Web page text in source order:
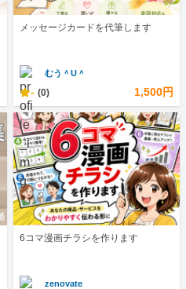
メッセージカードを代筆します
むう＾U＾
- (0) 1,500円
6コマ漫画チラシを作ります
zenovate